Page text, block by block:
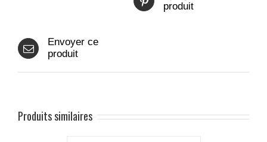
produit
Envoyer ce
produit
Produits similaires